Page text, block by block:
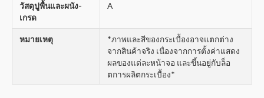
วัสดุปูพื้นและผนัง-
เกรด
A
หมายเหตุ
*ภาพและสีของกระเบื้องอาจแตกต่าง
จากสินค้าจริง เนื่องจากการตั้งค่าแสดง
ผลของแต่ละหน้าจอ และขึ้นอยู่กับล็อ
ตการผลิตกระเบื้อง*